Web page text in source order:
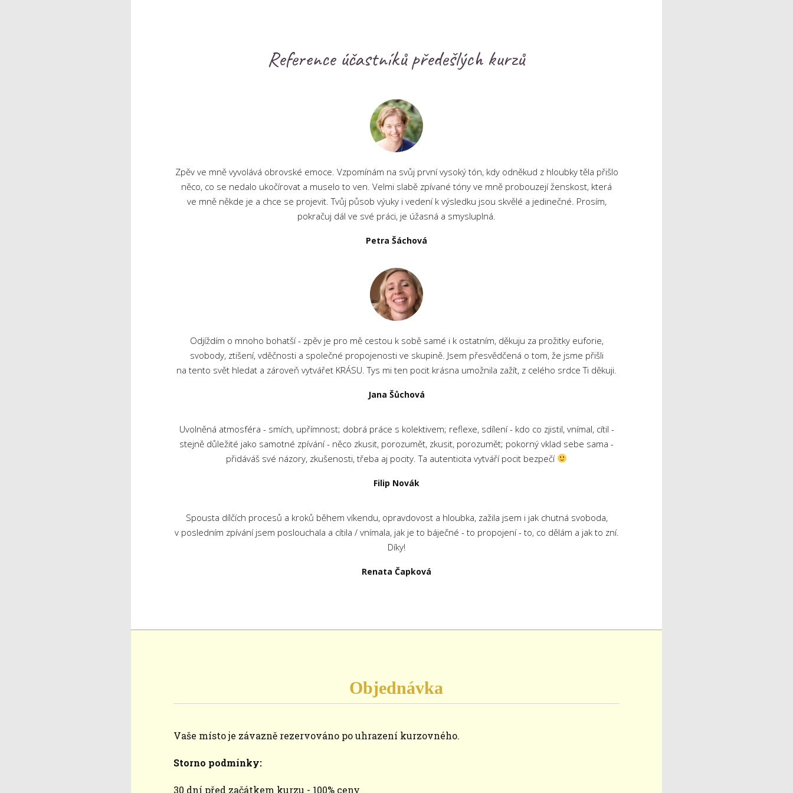
Reference účastníků předešlých kurzů
Zpěv ve mně vyvolává obrovské emoce. Vzpomínám na svůj první vysoký tón, kdy odněkud z hloubky těla přišlo
něco, co se nedalo ukočírovat a muselo to ven. Velmi slabě zpívané tóny ve mně probouzejí ženskost, která
ve mně někde je a chce se projevit. Tvůj působ výuky i vedení k výsledku jsou skvělé a jedinečné. Prosím,
pokračuj dál ve své práci, je úžasná a smysluplná.
Petra Šáchová
Odjíždím o mnoho bohatší - zpěv je pro mě cestou k sobě samé i k ostatním, děkuju za prožitky euforie,
svobody, ztišení, vděčnosti a společné propojenosti ve skupině. Jsem přesvědčená o tom, že jsme přišli
na tento svět hledat a zároveň vytvářet KRÁSU. Tys mi ten pocit krásna umožnila zažít, z celého srdce Ti děkuji.
Jana Šůchová
Uvolněná atmosféra - smích, upřímnost; dobrá práce s kolektivem; reflexe, sdílení - kdo co zjistil, vnímal, cítil -
stejně důležité jako samotné zpívání - něco zkusit, porozumět, zkusit, porozumět; pokorný vklad sebe sama -
přidáváš své názory, zkušenosti, třeba aj pocity. Ta autenticita vytváří pocit bezpečí
Filip Novák
Spousta dílčích procesů a kroků během víkendu, opravdovost a hloubka, zažila jsem i jak chutná svoboda,
v posledním zpívání jsem poslouchala a cítila / vnímala, jak je to báječné - to propojení - to, co dělám a jak to zní.
Díky!
Renata Čapková
Objednávka
Vaše místo je závazně rezervováno po uhrazení kurzovného.
Storno podmínky:
30 dní před začátkem kurzu - 100% ceny